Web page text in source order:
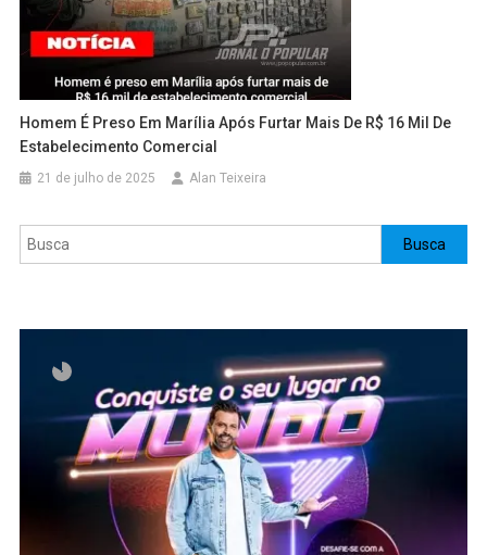
Homem É Preso Em Marília Após Furtar Mais De R$ 16 Mil De
Estabelecimento Comercial
21 de julho de 2025 Alan Teixeira
Pesquisar Busca